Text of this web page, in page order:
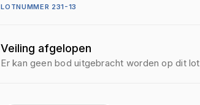
LOTNUMMER 231-13
Veiling afgelopen
Er kan geen bod uitgebracht worden op dit lot